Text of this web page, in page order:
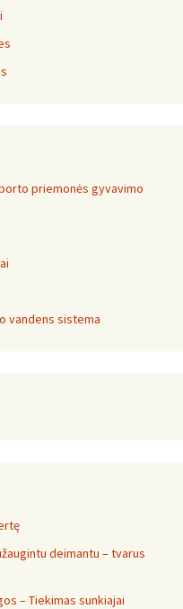
priemonės gyvavimo
vandens sistema
deimantu – tvarus
– Tiekimas sunkiajai